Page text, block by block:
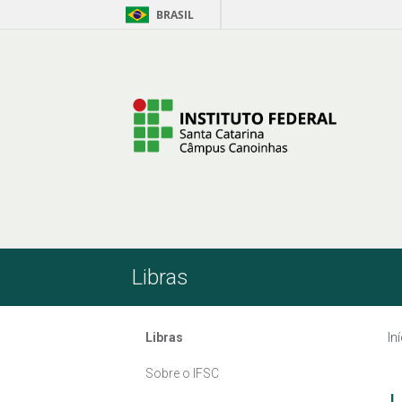
Pular para o Conteúdo BRASIL
Libras
Libras
Sobre o IFSC